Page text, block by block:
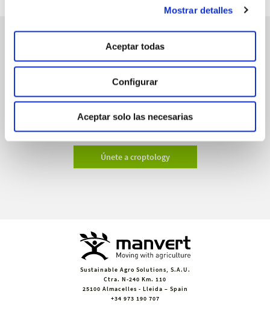
Mostrar detalles
Aceptar todas
Configurar
Aceptar solo las necesarias
manvert
croptology
Recibe invitaciones exclusivas a jornadas de formación y
webinars, asesoramiento técnico y nuestra newsletter.
Únete a croptology
Sustainable Agro Solutions, S.A.U.
Ctra. N-240 Km. 110
25100 Almacelles - Lleida – Spain
+34 973 190 707